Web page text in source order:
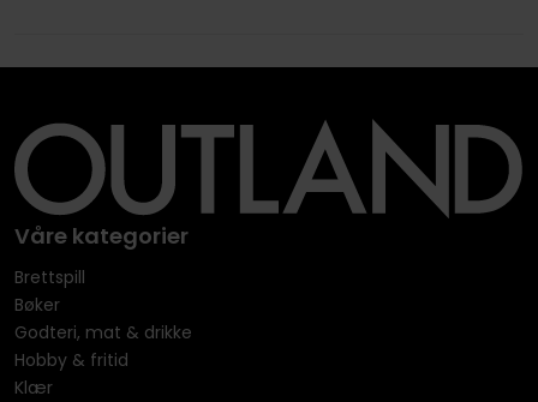
Våre kategorier
Brettspill
Bøker
Godteri, mat & drikke
Hobby & fritid
Klær